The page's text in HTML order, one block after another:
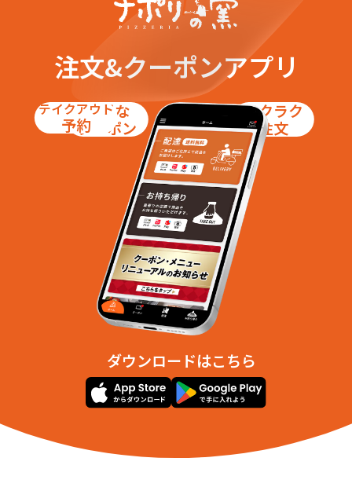
注文&クーポンアプリ
お得な
クーポン
テイクアウト
予約
ラクラク
注文
ダウンロードはこちら